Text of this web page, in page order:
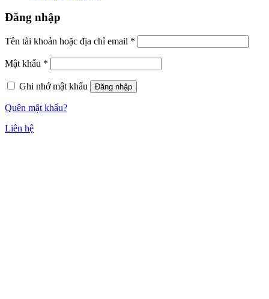
Đăng nhập
Tên tài khoản hoặc địa chỉ email *
Mật khẩu *
Ghi nhớ mật khẩu Đăng nhập
Quên mật khẩu?
Liên hệ